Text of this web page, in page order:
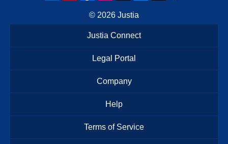
© 2026 Justia
Justia Connect
Legal Portal
Company
Help
Terms of Service